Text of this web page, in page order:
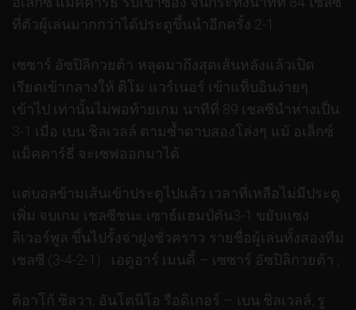
ที่ตัวผู้เล่นมากกว่าได้ประตูขึ้นนำอีกครั้ง 2-1
เซซาร์ อัซปิลิกวยต้า หลุดมาถึงสุดเส้นหลังแล้วเปิด
เรียดเข้ากลางให้ ติโม แวร์เนอร์ เข้าแท็บอินง่ายๆ
เข้าไป เท่านั้นไม่พอท้ายเกม นาทีที่ 89 เชลซีนำห่างเป็น
3-1 เมื่อ เบน ชิลเวลล์ ตามซ้ำดาบสองโล่งๆ แม้ อเล็กซ์
แม็คคาร์ธี่ จะเซฟออกมาได้
แต่บอลข้ามเส้นเข้าประตูไปแล้ว เวลาที่เหลือไม่มีประตู
เพิ่ม จบเกม เชลซีชนะ เซาธ์แฮมป์ตัน3-1 ขยับแซง
ลิเวอร์พูล ขึ้นไปรั้งจ่าฝูงชั่วคราว รายชื่อผู้เล่นทั้งสองทีม
เชลซี (3-4-2-1) : เอดูอาร์ เมนดี้ – เซซาร์ อัซปิลิกวยต้า ,
ติอาโก้ ซิลวา, อันโตนิโอ รือดิเกอร์ – เบน ชิลเวลล์, รู